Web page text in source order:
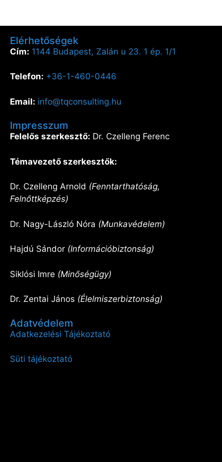
Elérhetőségek
Cím: 1144 Budapest, Zalán u 23. 1 ép. 1/1
Telefon: +36-1-460-0446
Email: info@tqconsulting.hu
Impresszum
Felelős szerkesztő: Dr. Czelleng Ferenc
Témavezető szerkesztők:
Dr. Czelleng Arnold (Fenntarthatóság,
Felnőttképzés)
Dr. Nagy-László Nóra (Munkavédelem)
Hajdú Sándor (Információbiztonság)
Siklósi Imre (Minőségügy)
Dr. Zentai János (Élelmiszerbiztonság)
Adatvédelem
Adatkezelési Tájékoztató
Süti tájékoztató